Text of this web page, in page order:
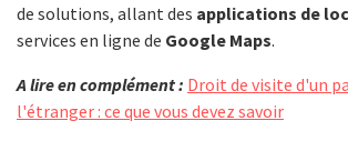
de solutions, allant des applications de
services en ligne de Google Maps.
A lire en complément : Droit de visite d'un
l'étranger : ce que vous devez savoir